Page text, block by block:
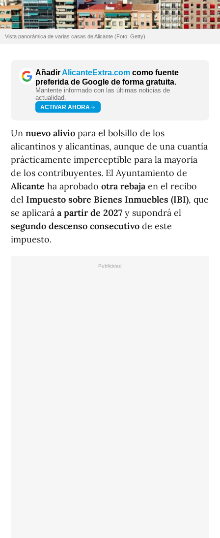
Vista panorámica de varias casas de Alicante (Foto: Getty)
AñadirAlicanteExtra.com como fuente
preferida de Google de forma gratuita.
Mantente informado con las últimas noticias de
actualidad.
ACTIVAR AHORA
Un nuevo alivio para el bolsillo de los
alicantinos y alicantinas, aunque de una cuantía
prácticamente imperceptible para la mayoría
de los contribuyentes. El Ayuntamiento de
Alicante ha aprobado otra rebaja en el recibo
del Impuesto sobre Bienes Inmuebles (IBI), que
se aplicará a partir de 2027 y supondrá el
segundo descenso consecutivo de este
impuesto.